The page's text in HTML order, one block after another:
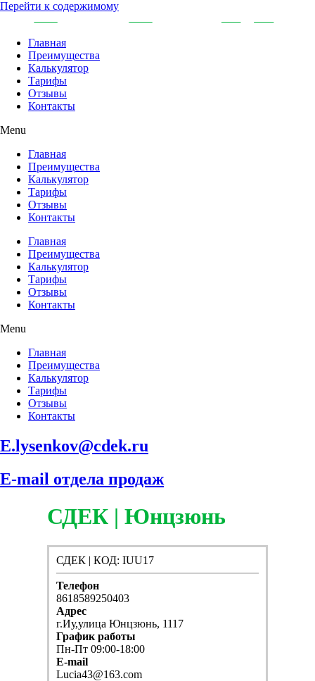
Перейти к содержимому
Главная
Преимущества
Калькулятор
Тарифы
Отзывы
Контакты
Menu
Главная
Преимущества
Калькулятор
Тарифы
Отзывы
Контакты
Главная
Преимущества
Калькулятор
Тарифы
Отзывы
Контакты
Menu
Главная
Преимущества
Калькулятор
Тарифы
Отзывы
Контакты
E.lysenkov@cdek.ru
E-mail отдела продаж
СДЕК | Юнцзюнь
СДЕК | КОД: IUU17
Телефон
8618589250403
Адрес
г.Иу,улица Юнцзюнь, 1117
График работы
Пн-Пт 09:00-18:00
E-mail
Lucia43@163.com